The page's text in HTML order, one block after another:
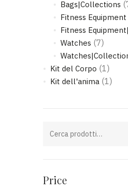
Bags|Collections
Fitness Equipment
Fitness
Watches (7)
Kit del Corpo (1)
Kit dell'anima (1)
Cerca:
Price